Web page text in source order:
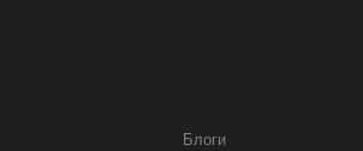
Блоги